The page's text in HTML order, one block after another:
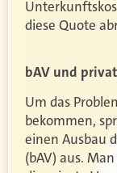
diese Quote
bAV und
Um das
bekommen,
einen Ausbau
(bAV) aus.